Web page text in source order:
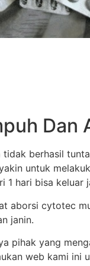
Dan
berhasil
untuk
1 hari bisa keluar
aborsi cytotec
janin.
pihak yang
web kami ini